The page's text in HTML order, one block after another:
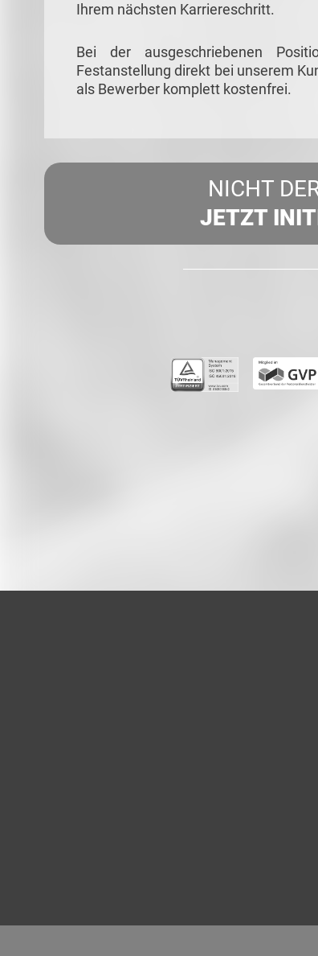
Ihrem nächsten Karriereschritt.
Bei der ausgeschriebenen
Festanstellung direkt bei unserem
als Bewerber komplett kostenfrei.
NICHT
JETZT